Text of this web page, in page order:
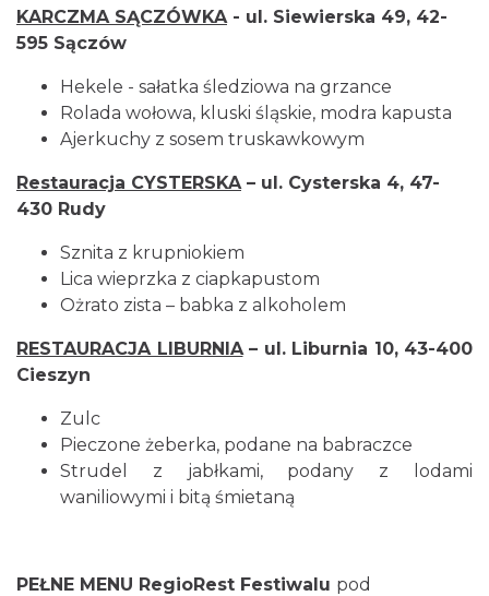
KARCZMA SĄCZÓWKA- ul. Siewierska 49, 42-
595 Sączów
Hekele - sałatka śledziowa na grzance
Rolada wołowa, kluski śląskie, modra kapusta
Ajerkuchy z sosem truskawkowym
Restauracja CYSTERSKA– ul. Cysterska 4, 47-
430 Rudy
Sznita z krupniokiem
Lica wieprzka z ciapkapustom
Ożrato zista – babka z alkoholem
RESTAURACJA LIBURNIA– ul. Liburnia 10, 43-400
Cieszyn
Zulc
Pieczone żeberka, podane na babraczce
Strudel z jabłkami, podany z lodami
waniliowymi i bitą śmietaną
PEŁNE MENU RegioRest Festiwalu pod